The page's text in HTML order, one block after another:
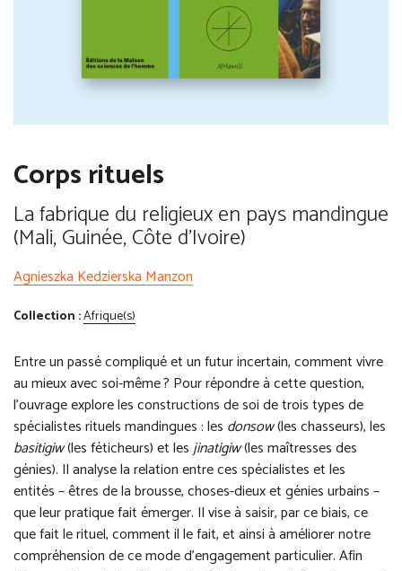
Corps rituels
La fabrique du religieux en pays mandingue
(Mali, Guinée, Côte d'Ivoire)
Agnieszka Kedzierska Manzon
Collection :Afrique(s)
Entre un passé compliqué et un futur incertain, comment vivre
au mieux avec soi-même ? Pour répondre à cette question,
l’ouvrage explore les constructions de soi de trois types de
spécialistes rituels mandingues : les donsow(les chasseurs), les
basitigiw(les féticheurs) et lesjinatigiw(les maîtresses des
génies). Il analyse la relation entre ces spécialistes et les
entités – êtres de la brousse, choses-dieux et génies urbains –
que leur pratique fait émerger. Il vise à saisir, par ce biais, ce
que fait le rituel, comment il le fait, et ainsi à améliorer notre
compréhension de ce mode d’engagement particulier. Afin